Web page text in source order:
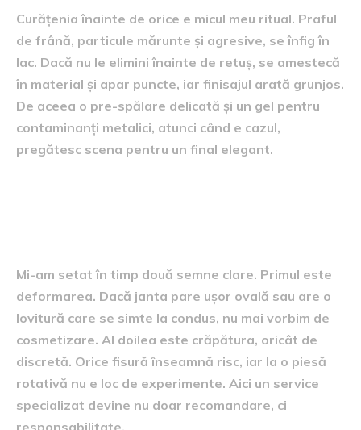
Curățenia înainte de orice e micul meu ritual. Praful
de frână, particule mărunte și agresive, se înfig în
lac. Dacă nu le elimini înainte de retuș, se amestecă
în material și apar puncte, iar finisajul arată grunjos.
De aceea o pre-spălare delicată și un gel pentru
contaminanți metalici, atunci când e cazul,
pregătesc scena pentru un final elegant.
Mi-am setat în timp două semne clare. Primul este
deformarea. Dacă janta pare ușor ovală sau are o
lovitură care se simte la condus, nu mai vorbim de
cosmetizare. Al doilea este crăpătura, oricât de
discretă. Orice fisură înseamnă risc, iar la o piesă
rotativă nu e loc de experimente. Aici un service
specializat devine nu doar recomandare, ci
responsabilitate.